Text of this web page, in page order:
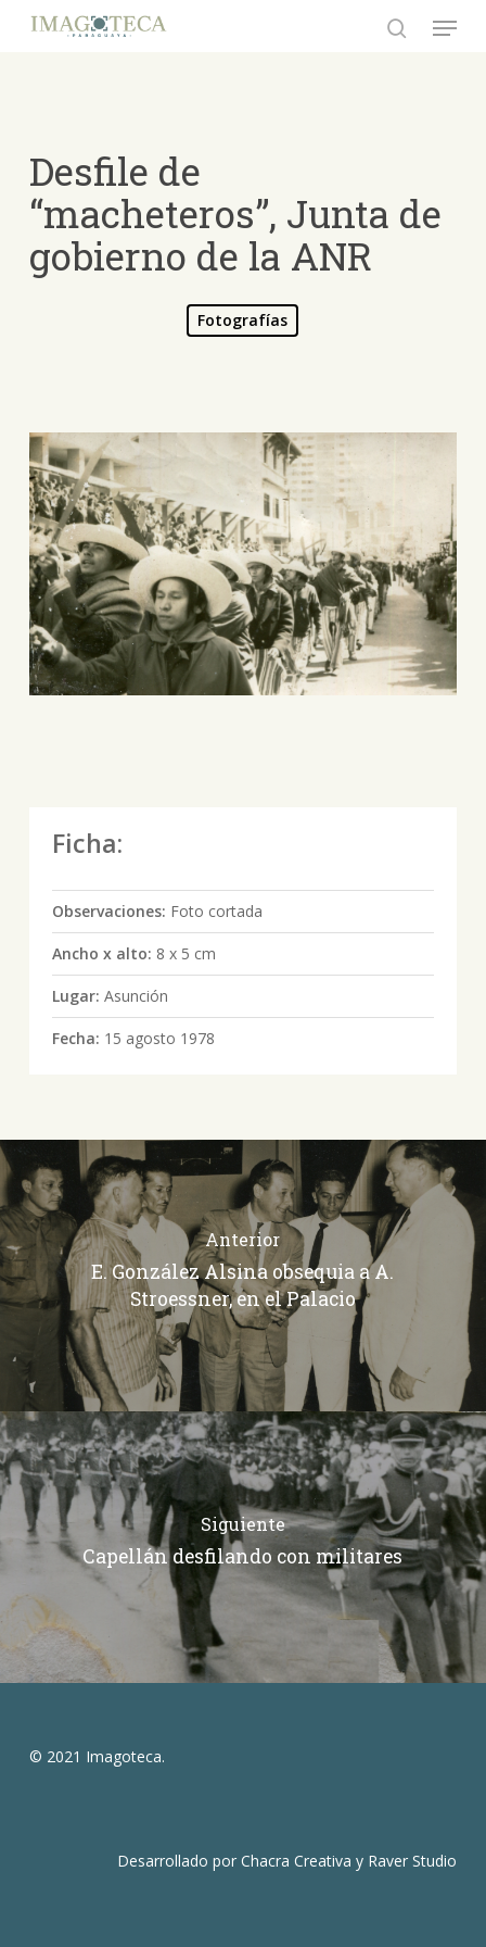
Menu
Desfile de
“macheteros”, Junta de
gobierno de la ANR
Fotografías
Ficha:
Observaciones: Foto cortada
Ancho x alto: 8 x 5 cm
Lugar: Asunción
Fecha: 15 agosto 1978
Anterior
E. González Alsina obsequia a A.
Stroessner, en el Palacio
Siguiente
Capellán desfilando con militares
© 2021 Imagoteca.
Desarrollado porChacra Creativa y Raver Studio